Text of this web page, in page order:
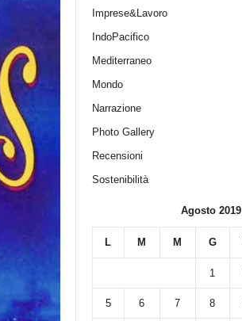
Imprese&Lavoro
IndoPacifico
Mediterraneo
Mondo
Narrazione
Photo Gallery
Recensioni
Sostenibilità
Agosto 2019
L M M G
1
5 6 7 8